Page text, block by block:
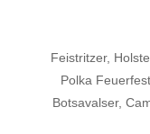
Feistritzer,
Polka
Botsavalser,